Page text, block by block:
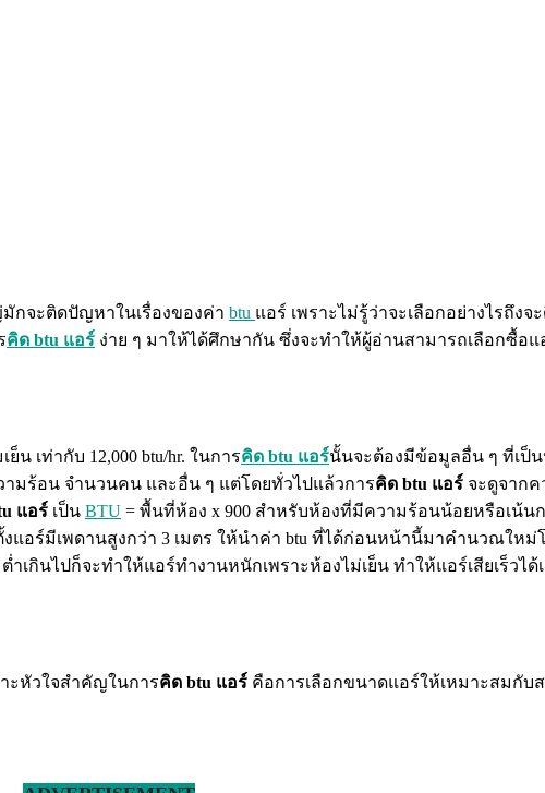
กจะติดปัญหาในเรื่องของค่า btu แอร์ เพราะไม่รู้ว่าจะเลือกอย่างไรถึง
คิด btu แอร์ ง่าย ๆ มาให้ได้ศึกษากัน ซึ่งจะทำให้ผู้อ่านสามารถเลือกซื้อ
เท่ากับ 12,000 btu/hr. ในการคิด btu แอร์นั้นจะต้องมีข้อมูลอื่น ๆ ที่เป็
มร้อน จำนวนคน และอื่น ๆ แต่โดยทั่วไปแล้วการคิด btu แอร์ จะดูจาก
แอร์ เป็น BTU = พื้นที่ห้อง x 900 สำหรับห้องที่มีความร้อนน้อยหรือเน้น
อร์มีเพดานสูงกว่า 3 เมตร ให้นำค่า btu ที่ได้ก่อนหน้านี้มาคำนวณใหม่โ
เกินไปก็จะทำให้แอร์ทำงานหนักเพราะห้องไม่เย็น ทำให้แอร์เสียเร็วได้
ะหัวใจสำคัญในการคิด btu แอร์ คือการเลือกขนาดแอร์ให้เหมาะสมกับ